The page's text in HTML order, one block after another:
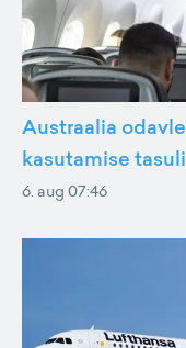
Austraalia
kasutamise
6. aug 07:46